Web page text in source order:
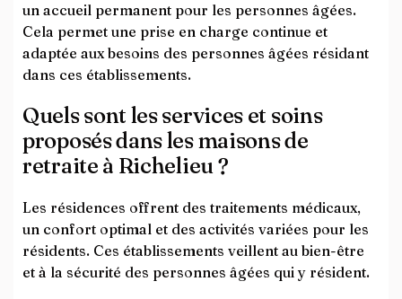
un accueil permanent pour les personnes âgées.
Cela permet une prise en charge continue et
adaptée aux besoins des personnes âgées résidant
dans ces établissements.
Quels sont les services et soins
proposés dans les maisons de
retraite à Richelieu ?
Les résidences offrent des traitements médicaux,
un confort optimal et des activités variées pour les
résidents. Ces établissements veillent au bien-être
et à la sécurité des personnes âgées qui y résident.